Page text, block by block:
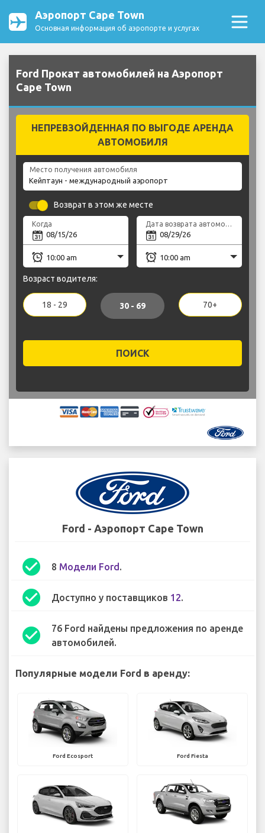
Аэропорт Cape Town
Основная информация об аэропорте и услугах
Ford Прокат автомобилей на Аэропорт
Cape Town
НЕПРЕВЗОЙДЕННАЯ ПО ВЫГОДЕ АРЕНДА
АВТОМОБИЛЯ
Место получения автомобиля
Возврат в этом же месте
Когда Дата возврата автомобиля
Возраст водителя:
18 - 29 30 - 69 70+
ПОИСК
Ford - Аэропорт Cape Town
check_circle 8 Модели Ford.
check_circle Доступно у поставщиков 12.
check_circle
76 Ford найдены предложения по аренде
автомобилей.
Популярные модели Ford в аренду:
Ford Ecosport Ford Fiesta